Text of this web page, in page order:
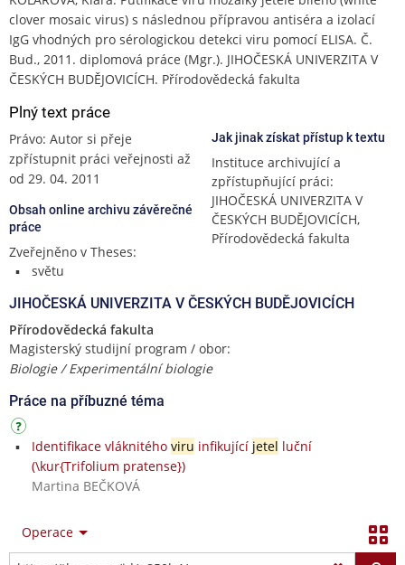
clover mosaic virus) s následnou přípravou antiséra a izolací
IgG vhodných pro sérologickou detekci viru pomocí ELISA. Č.
Bud., 2011. diplomová práce (Mgr.). JIHOČESKÁ UNIVERZITA V
ČESKÝCH BUDĚJOVICÍCH. Přírodovědecká fakulta
Plný text práce
Právo: Autor si přeje
zpřístupnit práci veřejnosti až
od 29. 04. 2011
Obsah online archivu závěrečné
práce
Zveřejněno v Theses:
světu
Jak jinak získat přístup k textu
Instituce archivující a
zpřístupňující práci:
JIHOČESKÁ UNIVERZITA V
ČESKÝCH BUDĚJOVICÍCH,
Přírodovědecká fakulta
JIHOČESKÁ UNIVERZITA V ČESKÝCH BUDĚJOVICÍCH
Přírodovědecká fakulta
Magisterský studijní program / obor:
Biologie / Experimentální biologie
Práce na příbuzné téma
Identifikace vláknitého viru infikující jetel luční
(\kur{Trifolium pratense})
Martina BEČKOVÁ
Operace